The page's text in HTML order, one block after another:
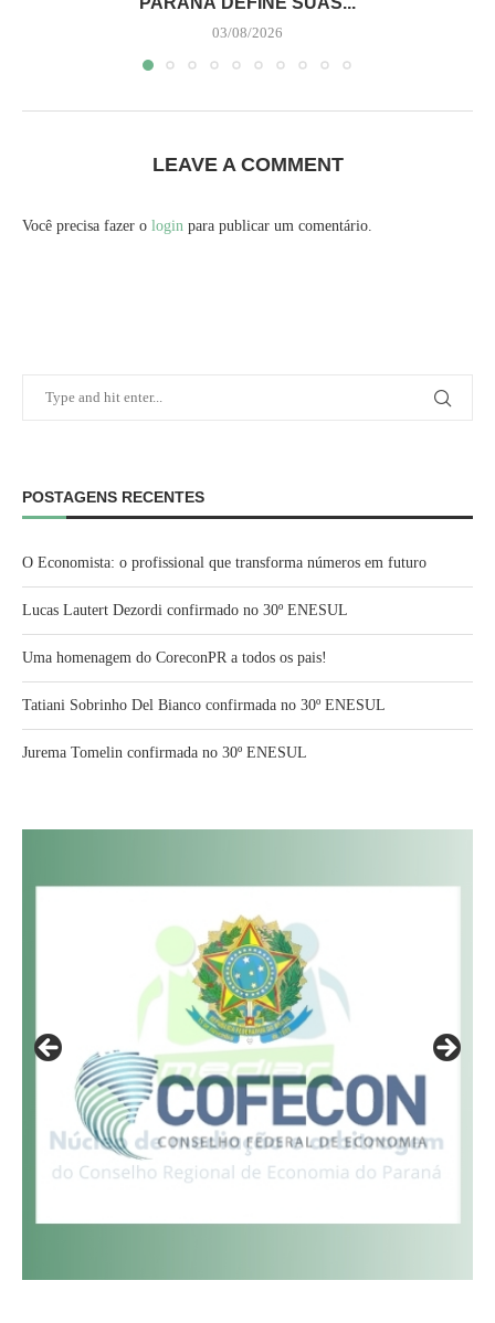
03/08/2026
LEAVE A COMMENT
Você precisa fazer o login para publicar um comentário.
POSTAGENS RECENTES
O Economista: o profissional que transforma números em futuro
Lucas Lautert Dezordi confirmado no 30º ENESUL
Uma homenagem do CoreconPR a todos os pais!
Tatiani Sobrinho Del Bianco confirmada no 30º ENESUL
Jurema Tomelin confirmada no 30º ENESUL